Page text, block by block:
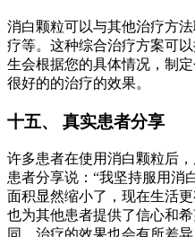
消白颗粒可以与其他治疗方
疗等。这种综合治疗方案可
生会根据您的具体情况，制
很好的的治疗的效果。
十五、 真实患者分享
许多患者在使用消白颗粒后
患者分享说：“我坚持服用消
面积显然缩小了，现在生活
也为其他患者提供了信心和